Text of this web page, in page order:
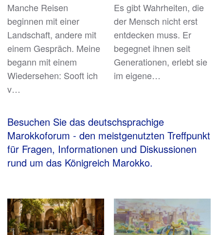
Manche Reisen
beginnen mit einer
Landschaft, andere mit
einem Gespräch. Meine
begann mit einem
Wiedersehen: Sooft ich
v…
Es gibt Wahrheiten, die
der Mensch nicht erst
entdecken muss. Er
begegnet ihnen seit
Generationen, erlebt sie
im eigene…
Besuchen Sie das deutschsprachige
Marokkoforum - den meistgenutzten Treffpunkt
für Fragen, Informationen und Diskussionen
rund um das Königreich Marokko.